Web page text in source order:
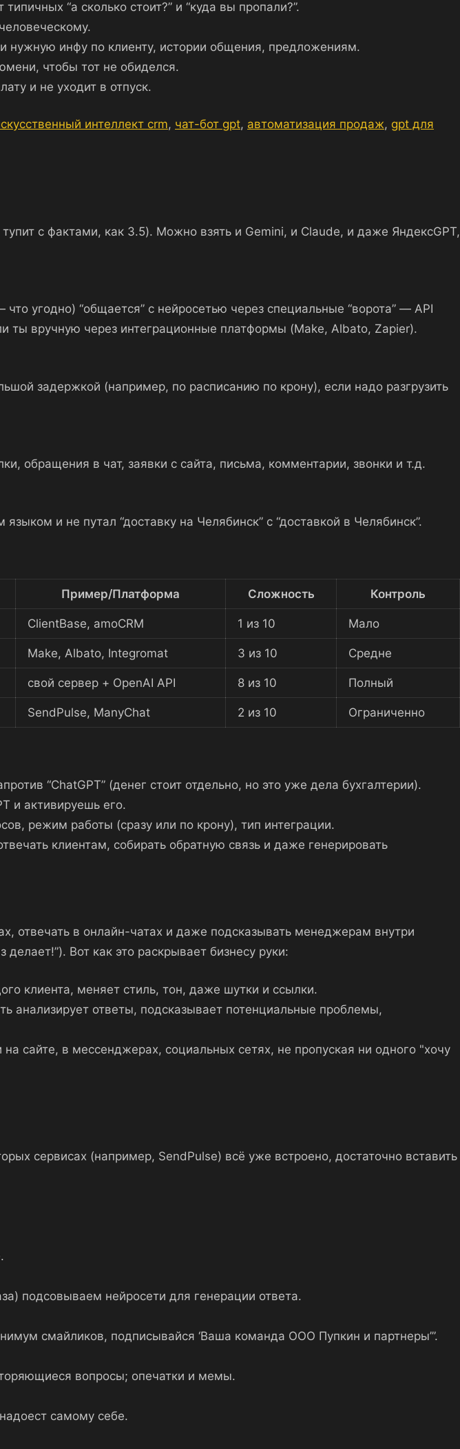
“а сколько стоит?” и “куда вы пропали?”.
нужную инфу по клиенту, истории общения, предложениям.
чтобы тот не обиделся.
и не уходит в отпуск.
интеллект crm, чат-бот gpt, автоматизация продаж, gpt для
с фактами, как 3.5). Можно взять и Gemini, и Claude, и даже ЯндексGPT,
угодно) “общается” с нейросетью через специальные “ворота” — API
ты вручную через интеграционные платформы (Make, Albato, Zapier).
задержкой (например, по расписанию по крону), если надо разгрузить
обращения в чат, заявки с сайта, письма, комментарии, звонки и т.д.
и не путал “доставку на Челябинск” с “доставкой в Челябинск”.
Пример/Платформа Сложность Контроль
ClientBase, amoCRM 1 из 10 Мало
Make, Albato, Integromat 3 из 10 Средне
свой сервер + OpenAI API 8 из 10 Полный
SendPulse, ManyChat 2 из 10 Ограниченно
“ChatGPT” (денег стоит отдельно, но это уже дела бухгалтерии).
и активируешь его.
режим работы (сразу или по крону), тип интеграции.
клиентам, собирать обратную связь и даже генерировать
отвечать в онлайн-чатах и даже подсказывать менеджерам внутри
Вот как это раскрывает бизнесу руки:
клиента, меняет стиль, тон, даже шутки и ссылки.
анализирует ответы, подсказывает потенциальные проблемы,
сайте, в мессенджерах, социальных сетях, не пропуская ни одного "хочу
сервисах (например, SendPulse) всё уже встроено, достаточно вставить
подсовываем нейросети для генерации ответа.
смайликов, подписывайся ‘Ваша команда ООО Пупкин и партнеры’”.
вопросы; опечатки и мемы.
самому себе.